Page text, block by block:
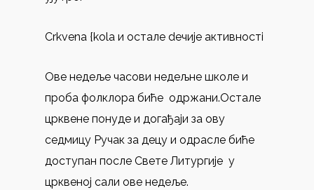
Crkvena {kola и oсталe dечијe aктивностi
Ове недеље часови недељне школе и
проба фолклора биће одржани.Oстале
црквене понуде и догађаји за ову
седмицу Ручак за децу и одрасле биће
доступан после Свете Литургије у
црквеној сали ове недеље.